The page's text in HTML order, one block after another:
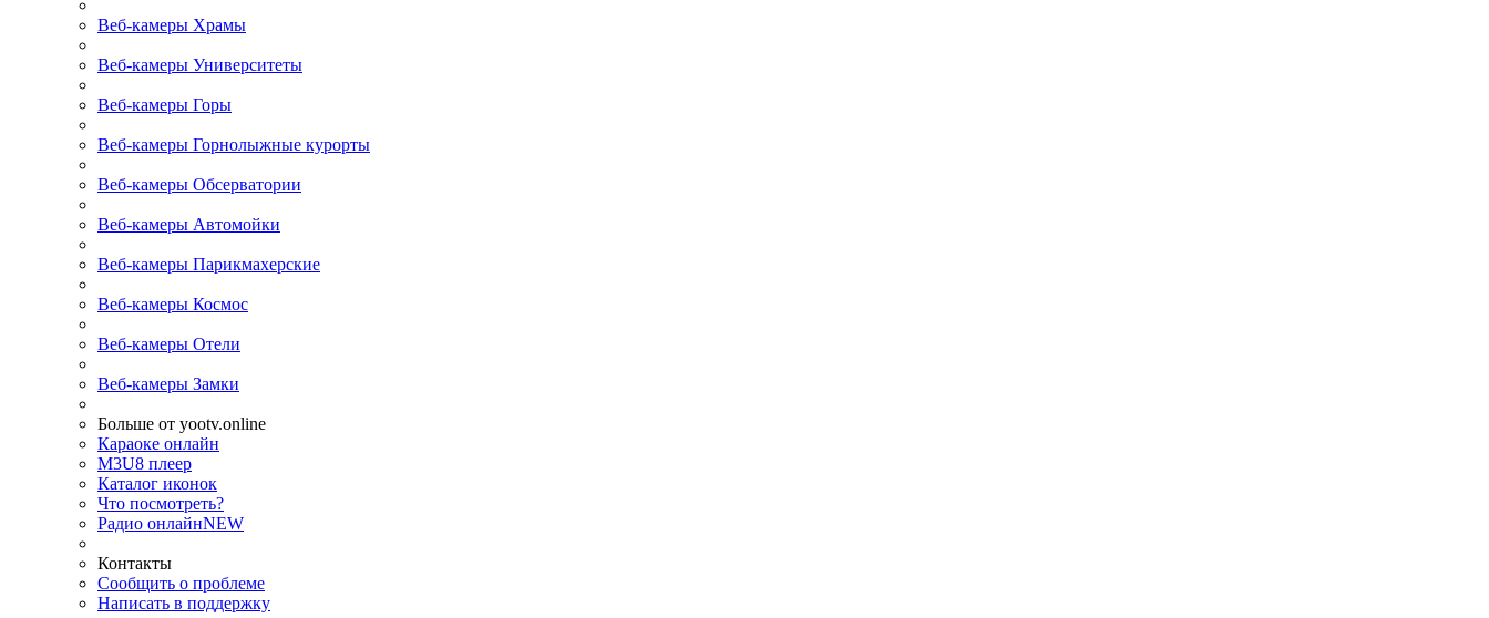
Веб-камеры Храмы
Веб-камеры Университеты
Веб-камеры Горы
Веб-камеры Горнолыжные курорты
Веб-камеры Обсерватории
Веб-камеры Автомойки
Веб-камеры Парикмахерские
Веб-камеры Космос
Веб-камеры Отели
Веб-камеры Замки
Больше от yootv.online
Караоке онлайн
M3U8 плеер
Каталог иконок
Что посмотреть?
Радио онлайнNEW
Контакты
Сообщить о проблеме
Написать в поддержку